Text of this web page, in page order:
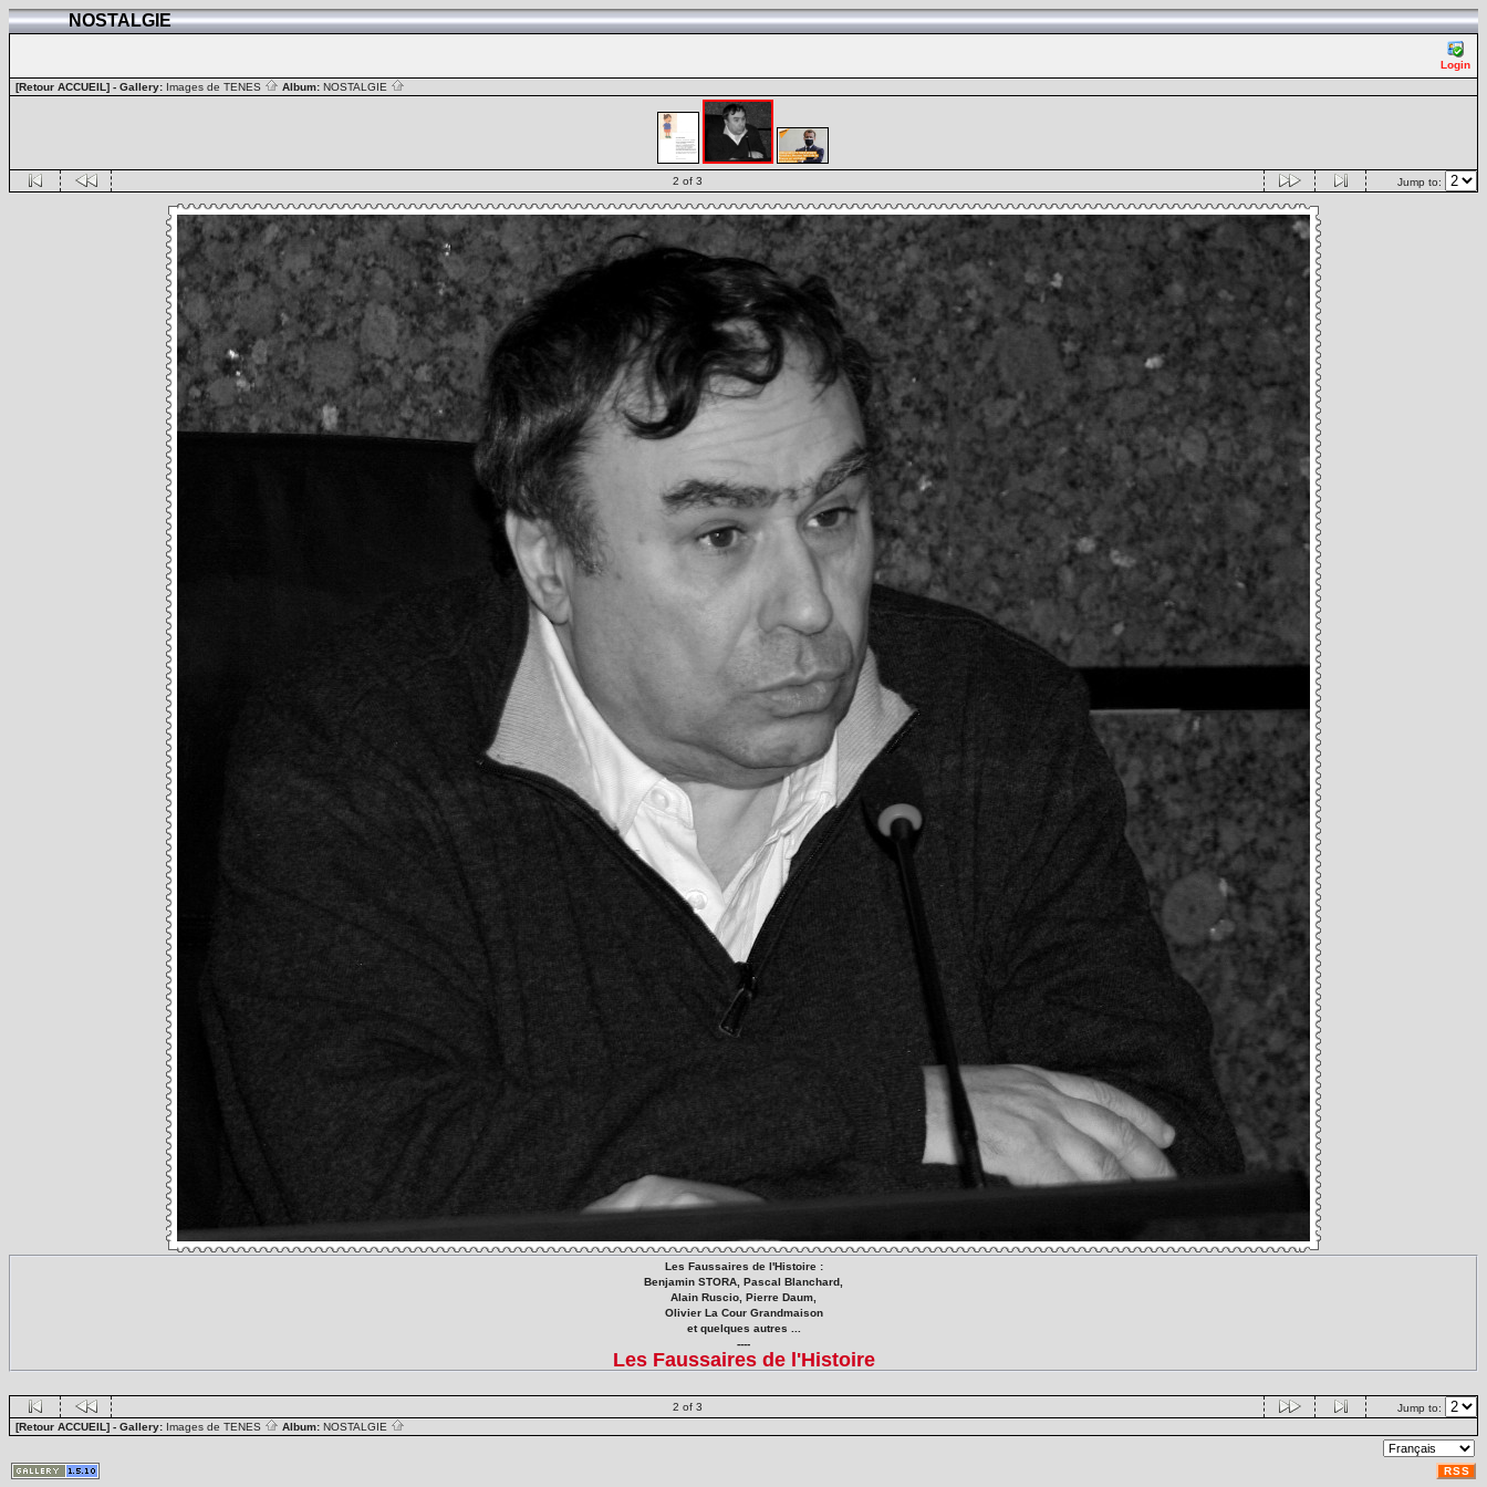
NOSTALGIE
Login
[Retour ACCUEIL] - Gallery: Images de TENES Album: NOSTALGIE
2 of 3 Jump to:
Les Faussaires de l'Histoire :
Benjamin STORA, Pascal Blanchard,
Alain Ruscio, Pierre Daum,
Olivier La Cour Grandmaison
et quelques autres ...
----
Les Faussaires de l'Histoire
2 of 3
Jump to:
[Retour ACCUEIL] - Gallery: Images de TENES Album: NOSTALGIE
RSS